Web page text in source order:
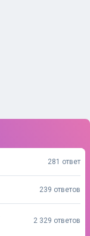
281 ответ
239 ответов
2 329 ответов